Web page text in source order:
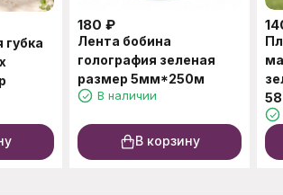
180 ₽
Лента бобина
голография зеленая
размер 5мм*250м
В наличии
В корзину